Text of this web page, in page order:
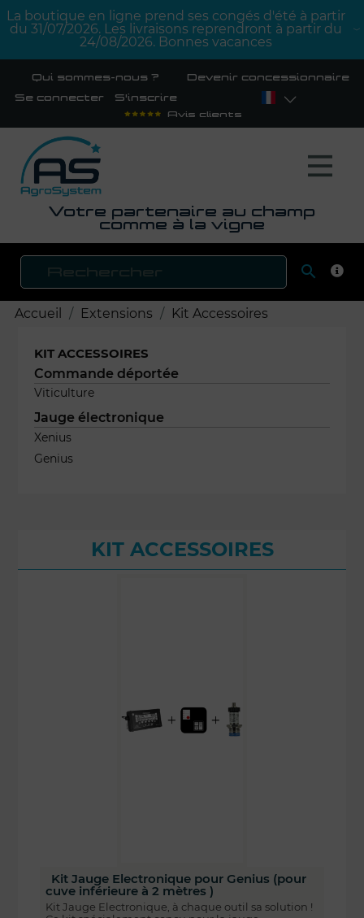
La boutique en ligne prend ses congés d'été à partir
du 31/07/2026. Les livraisons reprendront à partir du
24/08/2026. Bonnes vacances
Qui sommes-nous ? Devenir concessionnaire
Se connecter
S'inscrire
Avis clients
Votre partenaire au champ
comme à la vigne

Accueil Extensions Kit Accessoires
KIT ACCESSOIRES
Commande déportée
Viticulture
Jauge électronique
Xenius
Genius
KIT ACCESSOIRES
Kit Jauge Electronique pour Genius (pour
cuve inférieure à 2 mètres )
Kit Jauge Electronique, à chaque outil sa solution !